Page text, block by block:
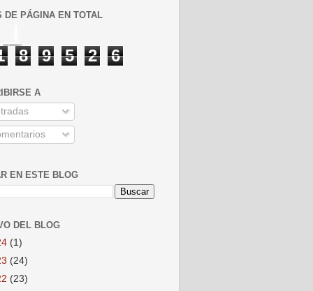
DE PÁGINA EN TOTAL
8 9 5 2 6
A
EN ESTE BLOG
DEL BLOG
(1)
(24)
(23)